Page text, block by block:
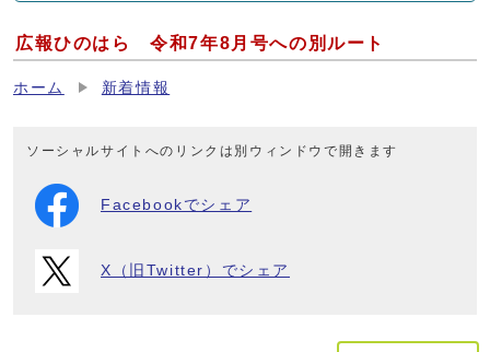
広報ひのはら 令和7年8月号への別ルート
ホーム 新着情報
ソーシャルサイトへのリンクは別ウィンドウで開きます
Facebookでシェア
X（旧Twitter）でシェア